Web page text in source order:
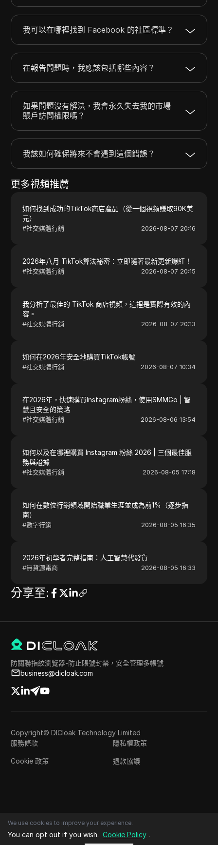
我可以在哪裡找到 Facebook 的社區標準？
在報告問題時，我應該包括哪些內容？
如果問題沒有解決，我會永久失去我的市場
賬戶訪問權限嗎？
我該如何確保將來不會遇到這個錯誤？
更多視頻推薦
如何找到成功的TikTok商店產品（從一個視頻賺取90K美
元）
#社交媒體行銷 2026-08-07 20:16
2026年八月 TikTok算法祕密：立即隨著最新更新爆紅！
#社交媒體行銷 2026-08-07 20:15
我分析了最佳的 TikTok 商店視頻，這裡是實際有效的內
容。
#社交媒體行銷 2026-08-07 20:13
如何在2026年安全地購買TikTok帳號
#社交媒體行銷 2026-08-07 10:34
在2026年，快速購買Instagram粉絲，使用SMMGo | 智
慧且安全的策略
#社交媒體行銷 2026-08-06 13:54
如何以及在哪裡購買 Instagram 粉絲 2026 | 三個最佳服
務與證據
#社交媒體行銷 2026-08-05 17:18
如何在數位行銷領域開始職業生涯並成為前1%（逐步指
南）
#數字行銷 2026-08-05 16:35
2026年初學者完整指南：人工智慧代發貨
#無貨源電商 2026-08-05 16:33
分享至:
防關聯指紋瀏覽器-防止賬號封禁，安全管理多帳號
business@dicloak.com
Copyright© DICloak Technology Limited
服務條款
隱私權政策
Cookie 政策 退款協議
We use cookies to improve your experience.
You can opt out if you wish. Cookie Policy .